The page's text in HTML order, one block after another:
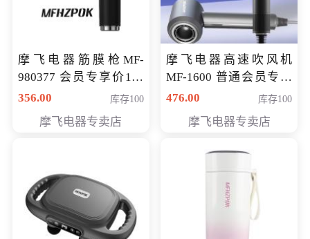
摩飞电器筋膜枪MF-
980377 会员专享价199
元
356.00 库存100
摩飞电器专卖店
摩飞电器高速吹风机
MF-1600 普通会员专享
价298元
476.00 库存100
摩飞电器专卖店